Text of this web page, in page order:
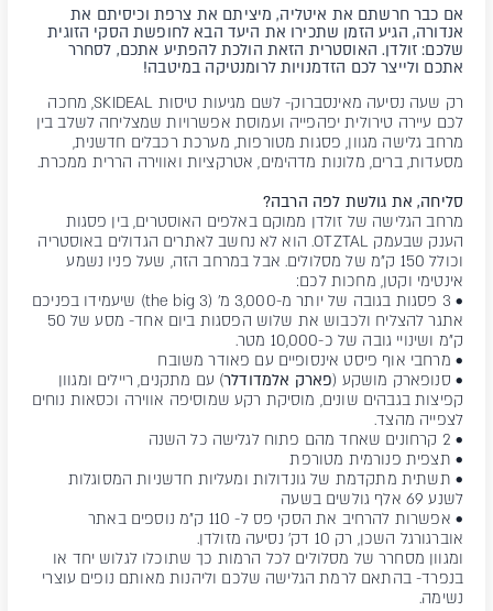
אם כבר חרשתם את איטליה, מיציתם את צרפת וכיסיתם את
אנדורה, הגיע הזמן שתכירו את היעד הבא לחופשת הסקי הזוגית
שלכם: זולדן. האוסטרית הזאת הולכת להפתיע אתכם, לסחרר
אתכם ולייצר לכם הזדמנויות לרומנטיקה במיטבה!
רק שעה נסיעה מאינסברוק- לשם מגיעות טיסות SKIDEAL, מחכה
לכם עיירה טירולית יפהפייה ועמוסת אפשרויות שמצליחה לשלב בין
מרחב גלישה מגוון, פסגות מטורפות, מערכת רכבלים חדשנית,
מסעדות, ברים, מלונות מדהימים, אטרקציות ואווירה הררית ממכרת.
סליחה, את גולשת לפה הרבה?
מרחב הגלישה של זולדן ממוקם באלפים האוסטרים, בין פסגות
הענק שבעמק OTZTAL. הוא לא נחשב לאתרים הגדולים באוסטריה
וכולל 150 ק"מ של מסלולים. אבל במרחב הזה, שעל פניו נשמע
אינטימי וקטן, מחכות לכם:
• 3 פסגות בגובה של יותר מ-3,000 מ' (the big 3) שיעמידו בפניכם
אתגר להצליח ולכבוש את שלוש הפסגות ביום אחד- מסע של 50
ק"מ ושינויי גובה של כ-10,000 מטר.
• מרחבי אוף פיסט אינסופיים עם פאודר משובח
• סנופארק מושקע (פארק אלמדודלר) עם מתקנים, ריילים ומגוון
קפיצות בגבהים שונים, מוסיקת רקע שמוסיפה אווירה וכסאות נוחים
לצפייה מהצד.
• 2 קרחונים שאחד מהם פתוח לגלישה כל השנה
• תצפית פנורמית מטורפת
• תשתית מתקדמת של גונדולות ומעליות חדשניות המסוגלות
לשנע 69 אלף גולשים בשעה
• אפשרות להרחיב את הסקי פס ל- 110 ק"מ נוספים באתר
אוברגורגל השכן, רק 10 דק' נסיעה מזולדן.
ומגוון מסחרר של מסלולים לכל הרמות כך שתוכלו לגלוש יחד או
בנפרד- בהתאם לרמת הגלישה שלכם וליהנות מאותם נופים עוצרי
נשימה.